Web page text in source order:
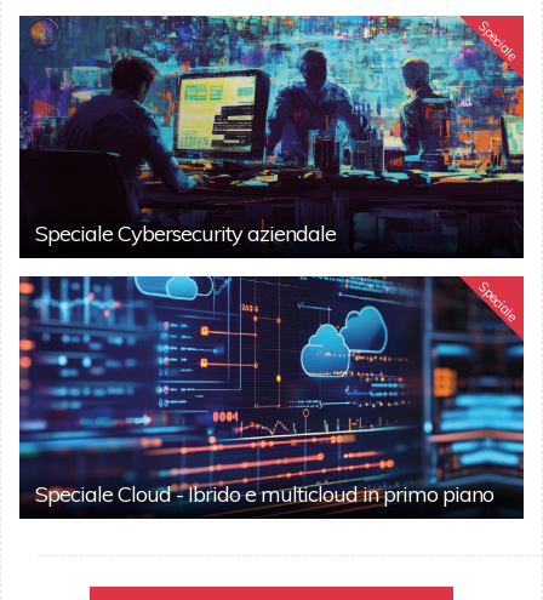
Speciale
Speciale Cybersecurity aziendale
Speciale
Speciale Cloud - Ibrido e multicloud in primo piano